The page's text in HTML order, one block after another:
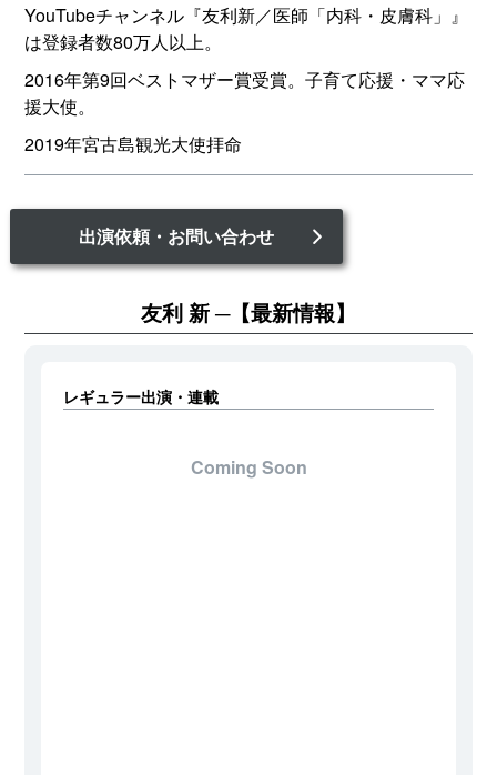
YouTubeチャンネル『友利新／医師「内科・皮膚科」』
は登録者数80万人以上。
2016年第9回ベストマザー賞受賞。子育て応援・ママ応
援大使。
2019年宮古島観光大使拝命
出演依頼・お問い合わせ
友利 新 【最新情報】
レギュラー出演・連載
Coming Soon